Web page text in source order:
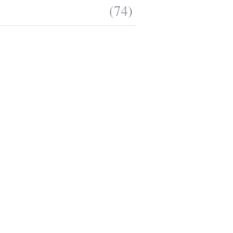
(74)